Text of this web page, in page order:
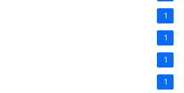
1
1
1
1